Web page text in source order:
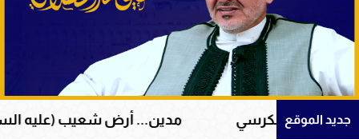
جديد الموقع مدين... أرض شعيب (عليه السلام) وشاهدٌ